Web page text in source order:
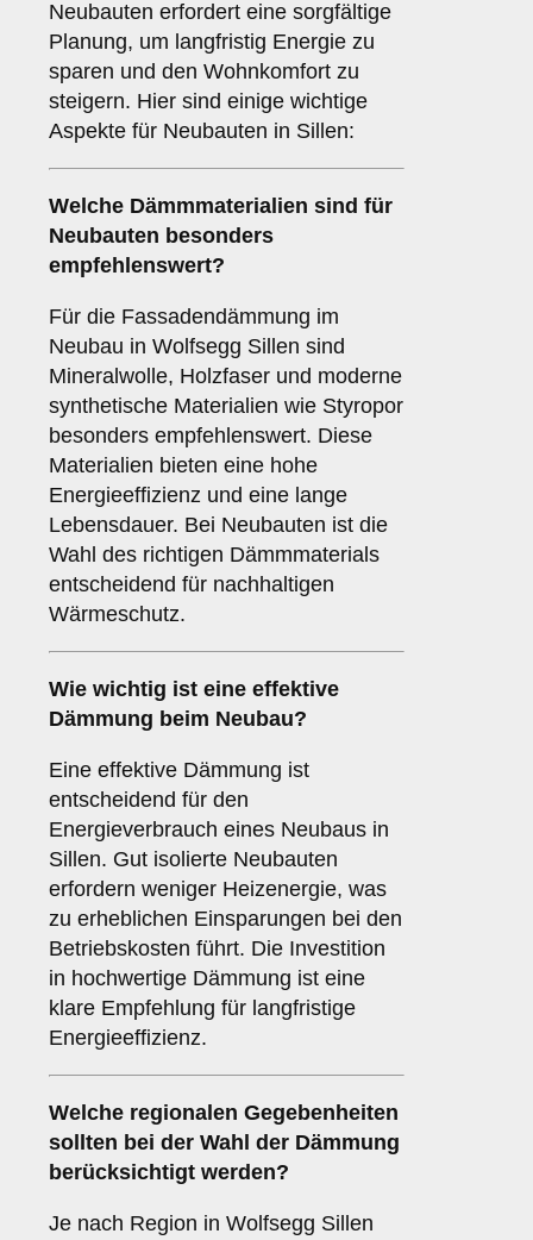
Neubauten erfordert eine sorgfältige
Planung, um langfristig Energie zu
sparen und den Wohnkomfort zu
steigern. Hier sind einige wichtige
Aspekte für Neubauten in Sillen:
Welche Dämmmaterialien sind für
Neubauten besonders
empfehlenswert?
Für die Fassadendämmung im
Neubau in Wolfsegg Sillen sind
Mineralwolle, Holzfaser und moderne
synthetische Materialien wie Styropor
besonders empfehlenswert. Diese
Materialien bieten eine hohe
Energieeffizienz und eine lange
Lebensdauer. Bei Neubauten ist die
Wahl des richtigen Dämmmaterials
entscheidend für nachhaltigen
Wärmeschutz.
Wie wichtig ist eine effektive
Dämmung beim Neubau?
Eine effektive Dämmung ist
entscheidend für den
Energieverbrauch eines Neubaus in
Sillen. Gut isolierte Neubauten
erfordern weniger Heizenergie, was
zu erheblichen Einsparungen bei den
Betriebskosten führt. Die Investition
in hochwertige Dämmung ist eine
klare Empfehlung für langfristige
Energieeffizienz.
Welche regionalen Gegebenheiten
sollten bei der Wahl der Dämmung
berücksichtigt werden?
Je nach Region in Wolfsegg Sillen